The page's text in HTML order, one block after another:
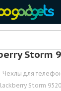
Storm
Чехлы для
Storm 9520